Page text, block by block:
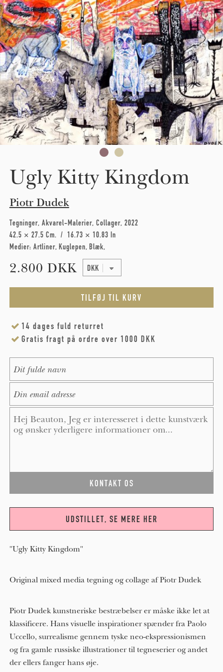
Skip to main content
Ugly Kitty Kingdom
Piotr Dudek
Tegninger Akvarel-Malerier Collager 2022
42.5 × 27.5 Cm
16.73 × 10.83 In
Medier: Artliner Kuglepen Blæk
2.800 DKK
14 dages fuld returret
Gratis fragt på ordre over 1000 DKK
UDSTILLET, SE MERE HER
"Ugly Kitty Kingdom"
Original mixed media tegning og collage af Piotr Dudek
Piotr Dudek kunstneriske bestræbelser er måske ikke let at
klassificere. Hans visuelle inspirationer spænder fra Paolo
Uccello, surrealisme gennem tyske neo-ekspressionismen
og fra gamle russiske illustrationer til tegneserier og andet
der ellers fanger hans øje.